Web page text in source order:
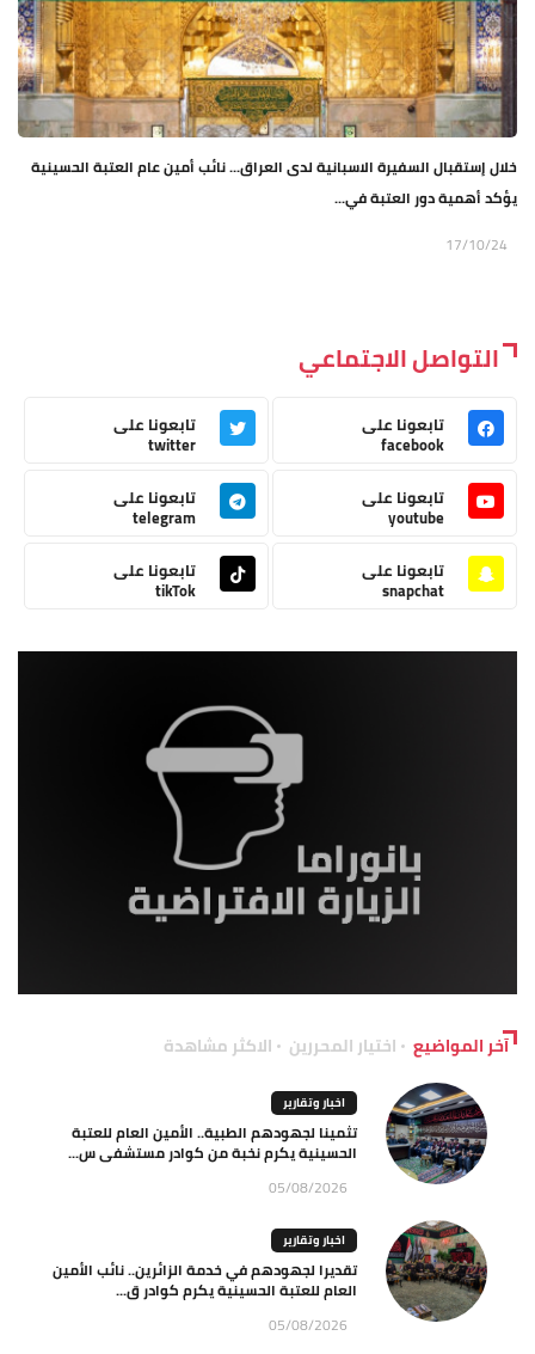
خلال إستقبال السفيرة الاسبانية لدى العراق... نائب أمين عام العتبة الحسينية
يؤكد أهمية دور العتبة في...
17/10/24
التواصل الاجتماعي
تابعونا على
facebook
تابعونا على
twitter
تابعونا على
youtube
تابعونا على
telegram
تابعونا على
snapchat
تابعونا على
tikTok
آخر المواضيع اختيار المحررين الاكثر مشاهدة
اخبار وتقارير
تثمينا لجهودهم الطبية.. الأمين العام للعتبة
الحسينية يكرم نخبة من كوادر مستشفى س...
05/08/2026
اخبار وتقارير
تقديرا لجهودهم في خدمة الزائرين.. نائب الأمين
العام للعتبة الحسينية يكرم كوادر ق...
05/08/2026